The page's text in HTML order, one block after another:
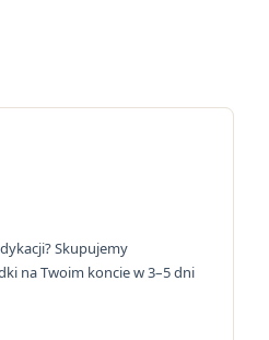
Skupujemy
na Twoim koncie w 3–5 dni